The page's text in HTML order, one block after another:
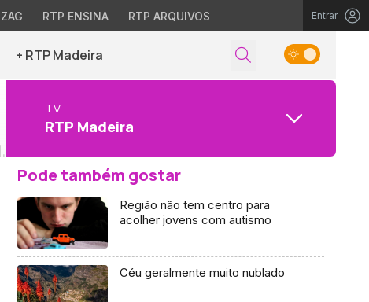
RTP ENSINA RTP ARQUIVOS Entrar
+ RTP Madeira
TV
RTP Madeira
Pode também gostar
Região não tem centro para
acolher jovens com autismo
Céu geralmente muito nublado